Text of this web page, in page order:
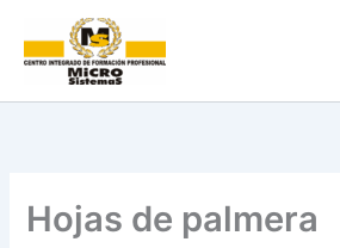
contenido
Hojas de palmera